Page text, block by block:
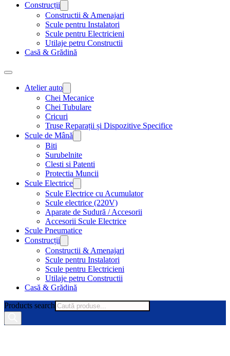
Construcții
Constructii & Amenajari
Scule pentru Instalatori
Scule pentru Electricieni
Utilaje petru Constructii
Casă & Grădină
Atelier auto
Chei Mecanice
Chei Tubulare
Cricuri
Truse Reparații și Dispozitive Specifice
Scule de Mână
Biti
Surubelnite
Clesti si Patenti
Protectia Muncii
Scule Electrice
Scule Electrice cu Acumulator
Scule electrice (220V)
Aparate de Sudură / Accesorii
Accesorii Scule Electrice
Scule Pneumatice
Construcții
Constructii & Amenajari
Scule pentru Instalatori
Scule pentru Electricieni
Utilaje petru Constructii
Casă & Grădină
Products search